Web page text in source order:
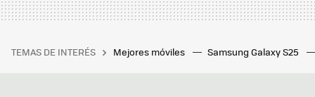
TEMAS DE INTERÉS Mejores móviles Samsung Galaxy S25